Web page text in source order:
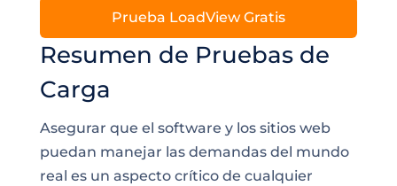
Resumen de Pruebas de
Carga
Asegurar que el software y los sitios web
puedan manejar las demandas del mundo
real es un aspecto crítico de cualquier
Prueba LoadView Gratis